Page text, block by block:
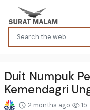
Duit Numpuk
Kemendagri
2 months ago 15